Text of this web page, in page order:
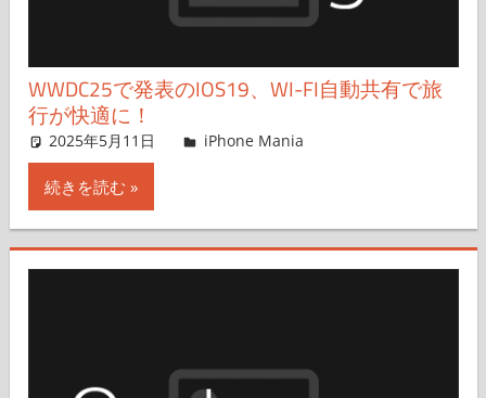
WWDC25で発表のIOS19、WI-FI自動共有で旅
行が快適に！
2025年5月11日 hato
iPhone Mania
続きを読む